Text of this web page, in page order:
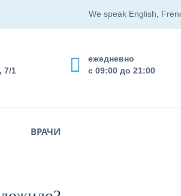
We speak English,
ежедневно
с 09:00 до 21:00
7/1
ВРАЧИ